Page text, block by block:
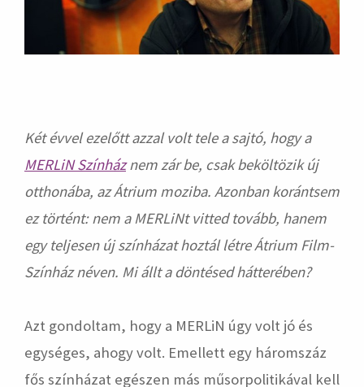
Két évvel ezelőtt azzal volt tele a sajtó, hogy a
MERLiN Színháznem zár be, csak beköltözik új
otthonába, az Átrium moziba. Azonban korántsem
ez történt: nem a MERLiNt vitted tovább, hanem
egy teljesen új színházat hoztál létre Átrium Film-
Színház néven. Mi állt a döntésed hátterében?
Azt gondoltam, hogy a MERLiN úgy volt jó és
egységes, ahogy volt. Emellett egy háromszáz
fős színházat egészen más műsorpolitikával kell